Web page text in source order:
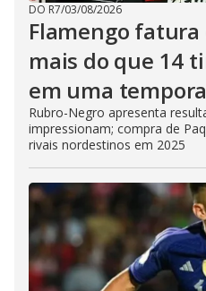
DO R7/03/08/2026
Flamengo fatura
mais do que 14
em uma
Rubro-Negro apresenta
impressionam; compra de
rivais nordestinos em 2025